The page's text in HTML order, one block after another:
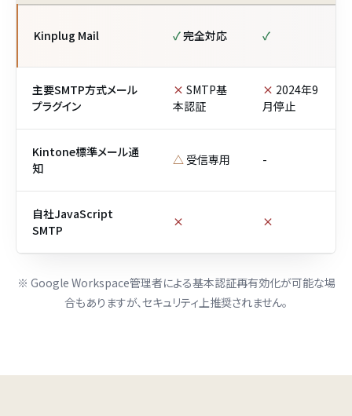
Kinplug Mail ✓完全対応 ✓
主要SMTP方式メール
プラグイン
× SMTP基
本認証
× 2024年9
月停止
Kintone標準メール通
知
△ 受信専用 -
自社JavaScript
SMTP
× ×
※ Google Workspace管理者による基本認証再有効化が可能な場
合もありますが、セキュリティ上推奨されません。